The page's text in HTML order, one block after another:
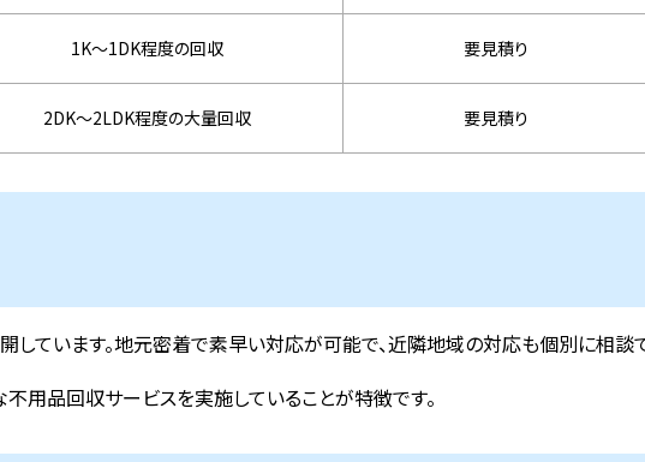
1K～1DK程度の回収 要見積り
2DK～2LDK程度の大量回収 要見積り
ています。地元密着で素早い対応が可能で、近隣地域の対応も個別に相談で
用品回収サービスを実施していることが特徴です。